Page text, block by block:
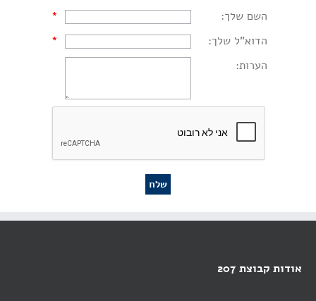
השם שלך:
*
הדוא"ל שלך:
*
הערות:
אודות קבוצת 207